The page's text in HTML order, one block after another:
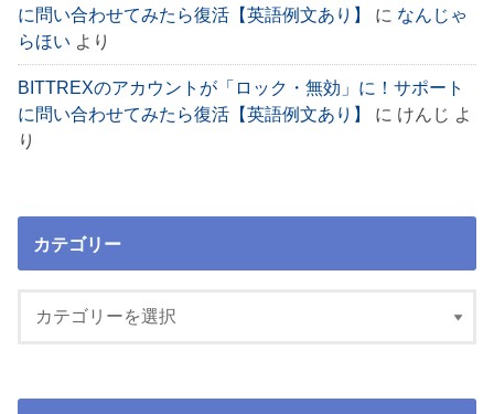
に問い合わせてみたら復活【英語例文あり】
に なんじゃ
らほい より
BITTREXのアカウントが「ロック・無効」に！サポート
に問い合わせてみたら復活【英語例文あり】
に けんじ よ
り
カテゴリー